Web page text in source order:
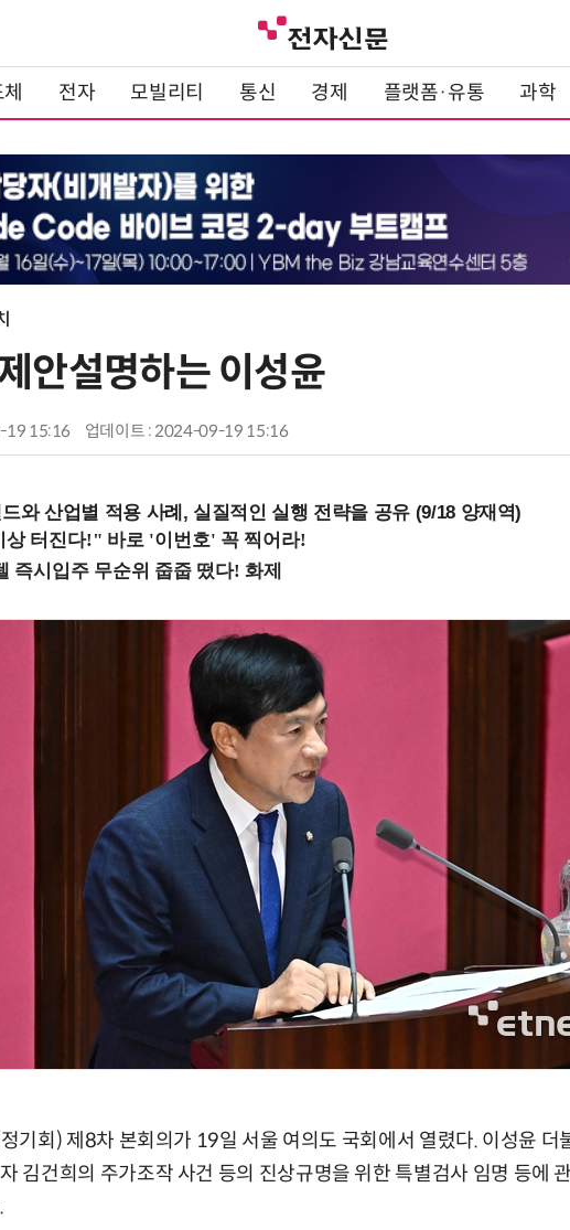
전자 모빌리티 통신 경제 플랫폼·유통 과학
안설명하는 이성윤
19 15:16 업데이트 : 2024-09-19 15:16
와 산업별 적용 사례, 실질적인 실행 전략을 공유 (9/18 양재역)
기회) 제8차 본회의가 19일 서울 여의도 국회에서 열렸다. 이성윤 더
김건희의 주가조작 사건 등의 진상규명을 위한 특별검사 임명 등에